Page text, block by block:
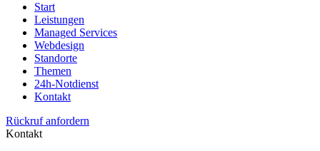
Start
Leistungen
Managed Services
Webdesign
Standorte
Themen
24h-Notdienst
Kontakt
Rückruf anfordern
Kontakt